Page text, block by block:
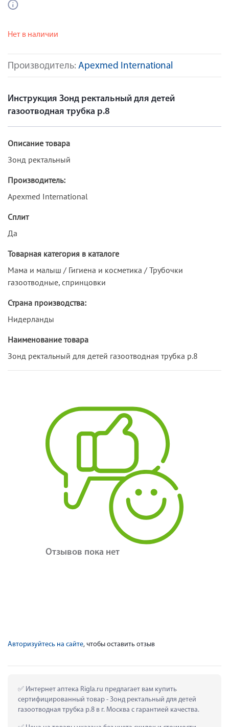
Производитель: Apexmed International
Нет в наличии
Инструкция Зонд ректальный для детей
газоотводная трубка р.8
Описание товара
Зонд ректальный
Производитель:
Apexmed International
Сплит
Да
Товарная категория в каталоге
Мама и малыш / Гигиена и косметика / Трубочки
газоотводные, спринцовки
Страна производства:
Нидерланды
Наименование товара
Зонд ректальный для детей газоотводная трубка р.8
Отзывов пока нет
Авторизуйтесь на сайте, чтобы оставить отзыв
Интернет аптека Rigla.ru предлагает вам купить
сертифицированный товар - Зонд ректальный для детей
газоотводная трубка р.8 в г. Москва с гарантией качества.